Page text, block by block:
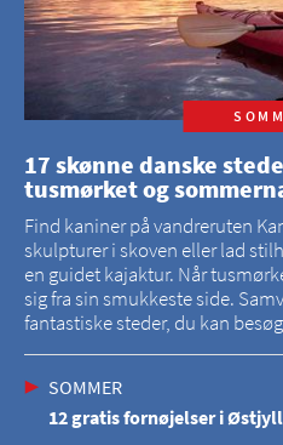
17 skønne danske
tusmørket og
Find kaniner på vandreruten
skulpturer i skoven eller lad
en guidet kajaktur. Når
sig fra sin smukkeste side.
fantastiske steder, du kan
SOMMER
12 gratis fornøjelser i